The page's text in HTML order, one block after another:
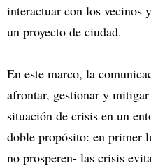
interactuar con los vecinos
un proyecto de ciudad.
En este marco, la
afrontar, gestionar y
situación de crisis en un
doble propósito: en primer
no prosperen- las crisis